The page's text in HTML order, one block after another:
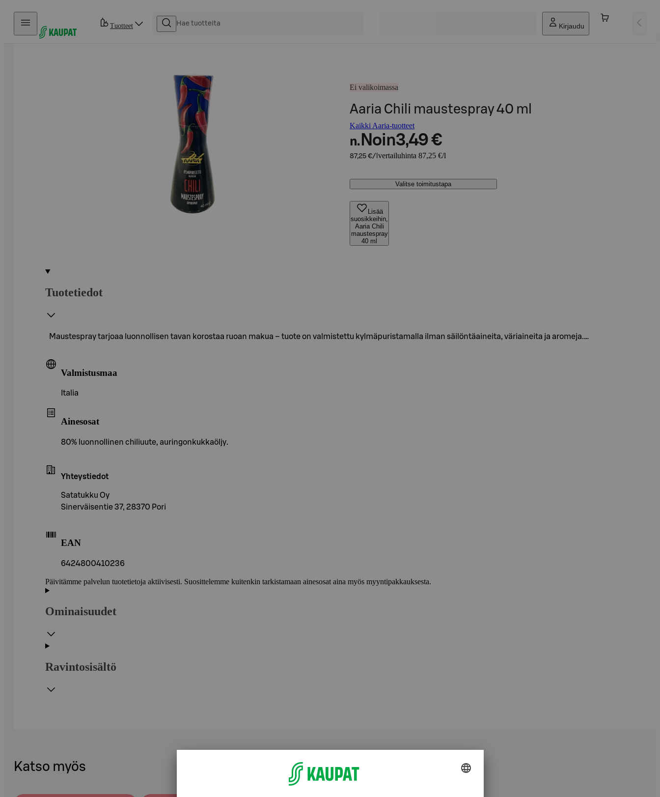
Hyppää sisältöön
Tuotteet Kirjaudu
Ei valikoimassa
Aaria Chili maustespray 40 ml
Kaikki Aaria-tuotteet
n. Noin3,49 €
87,25 €/l vertailuhinta 87,25 €/l
Valitse toimitustapa
Lisää
suosikkeihin,
Aaria Chili
maustespray
40 ml
Tuotetiedot
Maustespray tarjoaa luonnollisen tavan korostaa ruoan makua – tuote on valmistettu kylmäpuristamalla ilman säilöntäaineita, väriaineita ja aromeja.…
Valmistusmaa
Italia
Ainesosat
80% luonnollinen chiliuute, auringonkukkaöljy.
Yhteystiedot
Satatukku Oy
Sinerväisentie 37, 28370 Pori
EAN
6424800410236
Päivitämme palvelun tuotetietoja aktiivisesti. Suosittelemme kuitenkin tarkistamaan ainesosat aina myös myyntipakkauksesta.
Ominaisuudet
Ravintosisältö
Katso myös